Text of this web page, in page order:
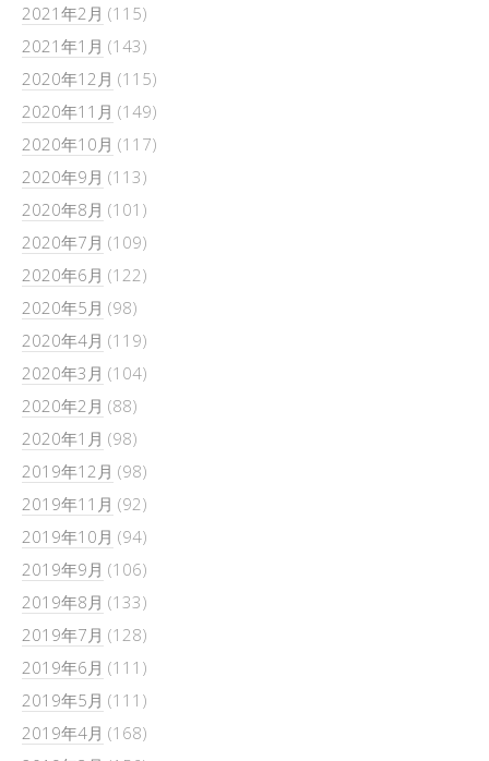
2021年2月 (115)
2021年1月 (143)
2020年12月 (115)
2020年11月 (149)
2020年10月 (117)
2020年9月 (113)
2020年8月 (101)
2020年7月 (109)
2020年6月 (122)
2020年5月 (98)
2020年4月 (119)
2020年3月 (104)
2020年2月 (88)
2020年1月 (98)
2019年12月 (98)
2019年11月 (92)
2019年10月 (94)
2019年9月 (106)
2019年8月 (133)
2019年7月 (128)
2019年6月 (111)
2019年5月 (111)
2019年4月 (168)